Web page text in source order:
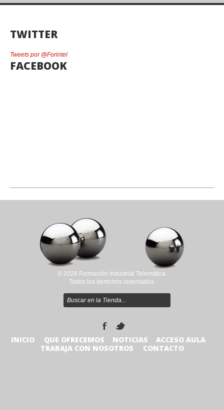
TWITTER
Tweets por @Forintel
FACEBOOK
© 2026 Formación Industrial Telemática.
Todos los derechos reservados.
INICIO QUE OFRECEMOS NOTICIAS
ACCESO AULA
TRABAJA CON NOSOTROS
CONTACTO